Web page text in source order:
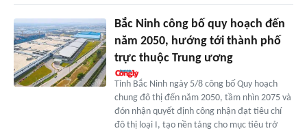
Bắc Ninh công bố quy hoạch đến
năm 2050, hướng tới thành phố
trực thuộc Trung ương
Tỉnh Bắc Ninh ngày 5/8 công bố Quy hoạch
chung đô thị đến năm 2050, tầm nhìn 2075 và
đón nhận quyết định công nhận đạt tiêu chí
đô thị loại I, tạo nền tảng cho mục tiêu trở